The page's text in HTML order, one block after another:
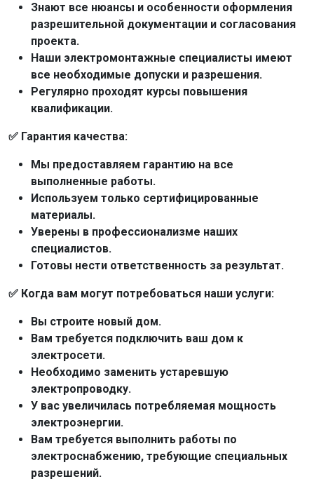
Знают все нюансы и особенности оформления
разрешительной документации и согласования
проекта.
Наши электромонтажные специалисты имеют
все необходимые допуски и разрешения.
Регулярно проходят курсы повышения
квалификации.
✅ Гарантия качества:
Мы предоставляем гарантию на все
выполненные работы.
Используем только сертифицированные
материалы.
Уверены в профессионализме наших
специалистов.
Готовы нести ответственность за результат.
✅ Когда вам могут потребоваться наши услуги:
Вы строите новый дом.
Вам требуется подключить ваш дом к
электросети.
Необходимо заменить устаревшую
электропроводку.
У вас увеличилась потребляемая мощность
электроэнергии.
Вам требуется выполнить работы по
электроснабжению, требующие специальных
разрешений.